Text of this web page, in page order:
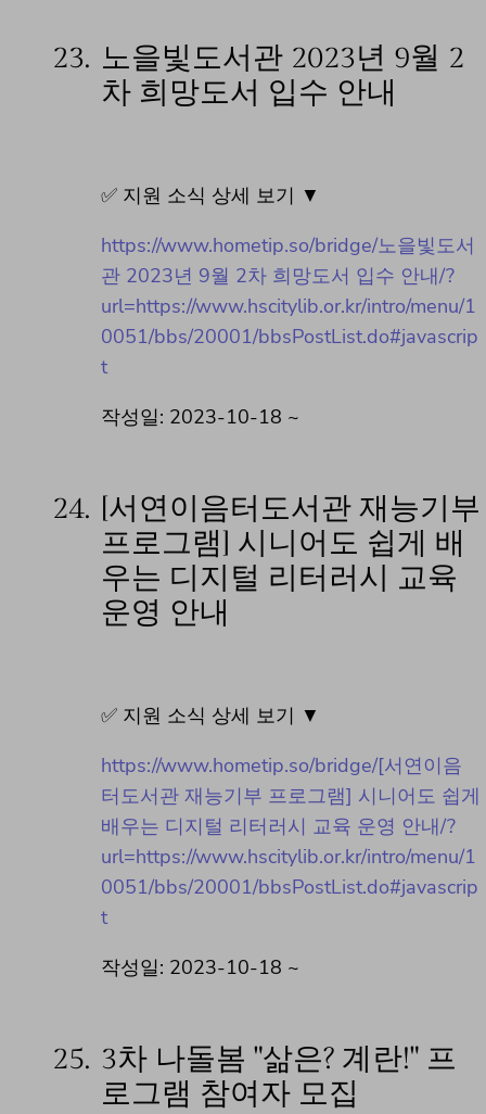
23. 노을빛도서관 2023년 9월 2
차 희망도서 입수 안내
✅ 지원 소식 상세 보기 ▼
https://www.hometip.so/bridge/노을빛도서
관 2023년 9월 2차 희망도서 입수 안내/?
url=https://www.hscitylib.or.kr/intro/menu/1
0051/bbs/20001/bbsPostList.do#javascrip
t
작성일: 2023-10-18 ~
24. [서연이음터도서관 재능기부
프로그램] 시니어도 쉽게 배
우는 디지털 리터러시 교육
운영 안내
✅ 지원 소식 상세 보기 ▼
https://www.hometip.so/bridge/[서연이음
터도서관 재능기부 프로그램] 시니어도 쉽게
배우는 디지털 리터러시 교육 운영 안내/?
url=https://www.hscitylib.or.kr/intro/menu/1
0051/bbs/20001/bbsPostList.do#javascrip
t
작성일: 2023-10-18 ~
25. 3차 나돌봄 "삶은? 계란!" 프
로그램 참여자 모집